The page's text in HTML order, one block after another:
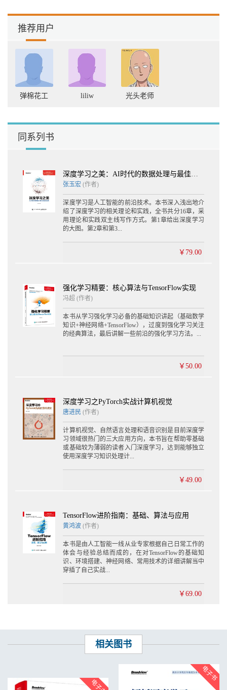
推荐用户
弹棉花工 liliw 光头老师
同系列书
张玉宏 (作者)
深度学习是人工智能的前沿技术。本书深入浅出地介
绍了深度学习的相关理论和实践，全书共分16章，采
用理论和实践双主线写作方式。第1章给出深度学习
的大图。第2章和第3...
￥79.00
强化学习精要：核心算法与TensorFlow实现
冯超 (作者)
本书从学习强化学习必备的基础知识讲起（基础数学
知识+神经网络+TensorFlow），过度到强化学习关注
的经典算法，最后讲解一些前沿的强化学习方法。...
￥50.00
深度学习之PyTorch实战计算机视觉
唐进民 (作者)
计算机视觉、自然语言处理和语音识别是目前深度学
习领域很热门的三大应用方向，本书旨在帮助零基础
或基础较为薄弱的读者入门深度学习，达到能够独立
使用深度学习知识处理计...
￥49.00
TensorFlow进阶指南：基础、算法与应用
黄鸿波 (作者)
本书是由人工智能一线从业专家根据自己日常工作的
体会与经验总结而成的，在对TensorFlow的基础知
识、环境搭建、神经网络、常用技术的详细讲解当中
穿插了自己实战...
￥69.00
相关图书